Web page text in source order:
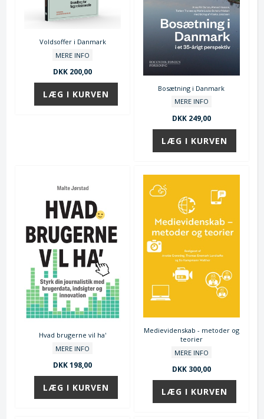
Voldsoffer i Danmark
MERE INFO
DKK 200,00
Bosætning i Danmark
MERE INFO
DKK 249,00
Hvad brugerne vil ha'
MERE INFO
DKK 198,00
Medievidenskab - metoder og
teorier
MERE INFO
DKK 300,00